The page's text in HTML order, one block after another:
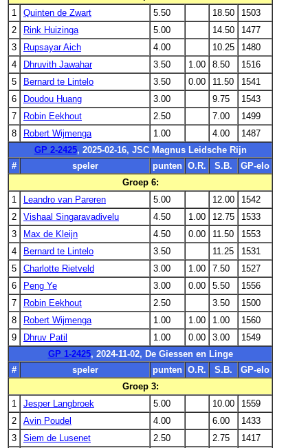
1
Quinten de Zwart 5.50 18.50
1503
2
Rink Huizinga 5.00 14.50
1477
3
Rupsayar Aich 4.00 10.25
1480
4
Dhruvith Jawahar 3.50 1.00 8.50
1516
5
Bernard te Lintelo 3.50 0.00 11.50
1541
6
Doudou Huang 3.00 9.75
1543
7
Robin Eekhout 2.50 7.00
1499
8
Robert Wijmenga 1.00 4.00
1487
GP 2-2425, 2025-02-16, JSC Magnus Leidsche Rijn
#
speler punten O.R. S.B.
GP-elo
Groep 6:
1
Leandro van Pareren 5.00 12.00
1542
2
Vishaal Singaravadivelu 4.50 1.00 12.75
1533
3
Max de Kleijn 4.50 0.00 11.50
1553
4
Bernard te Lintelo 3.50 11.25
1531
5
Charlotte Rietveld 3.00 1.00 7.50
1527
6
Peng Ye 3.00 0.00 5.50
1556
7
Robin Eekhout 2.50 3.50
1500
8
Robert Wijmenga 1.00 1.00 1.00
1560
9
Dhruv Patil 1.00 0.00 3.00
1549
GP 1-2425, 2024-11-02, De Giessen en Linge
#
speler punten O.R. S.B.
GP-elo
Groep 3:
1
Jesper Langbroek 5.00 10.00
1559
2
Avin Poudel 4.00 6.00
1433
3
Siem de Lusenet 2.50 2.75
1417